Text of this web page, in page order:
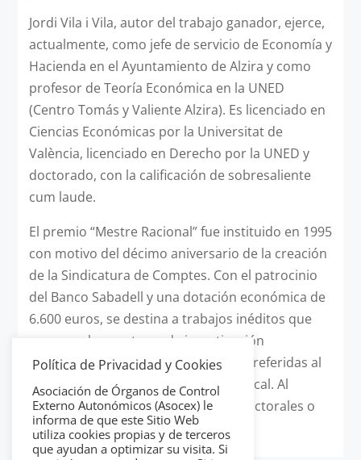
Jordi Vila i Vila, autor del trabajo ganador, ejerce,
actualmente, como jefe de servicio de Economía y
Hacienda en el Ayuntamiento de Alzira y como
profesor de Teoría Económica en la UNED
(Centro Tomás y Valiente Alzira). Es licenciado en
Ciencias Económicas por la Universitat de
València, licenciado en Derecho por la UNED y
doctorado, con la calificación de sobresaliente
cum laude.
El premio “Mestre Racional” fue instituido en 1995
con motivo del décimo aniversario de la creación
de la Sindicatura de Comptes. Con el patrocinio
del Banco Sabadell y una dotación económica de
6.600 euros, se destina a trabajos inéditos que
versan sobre un tema de investigación
relacionado con diferentes materias referidas al
sector público estatal, regional y/o local. Al
premio se pueden presentar tesis doctorales o
trabajos académicos.
Política de Privacidad y Cookies
Asociación de Órganos de Control
Externo Autonómicos (Asocex) le
informa de que este Sitio Web
utiliza cookies propias y de terceros
que ayudan a optimizar su visita. Si